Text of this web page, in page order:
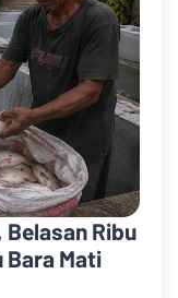
Ribu
Bara Mati